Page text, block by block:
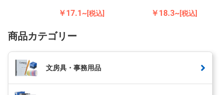
￥17.1~[税込] ￥18.3~[税込]
商品カテゴリー
文房具・事務用品